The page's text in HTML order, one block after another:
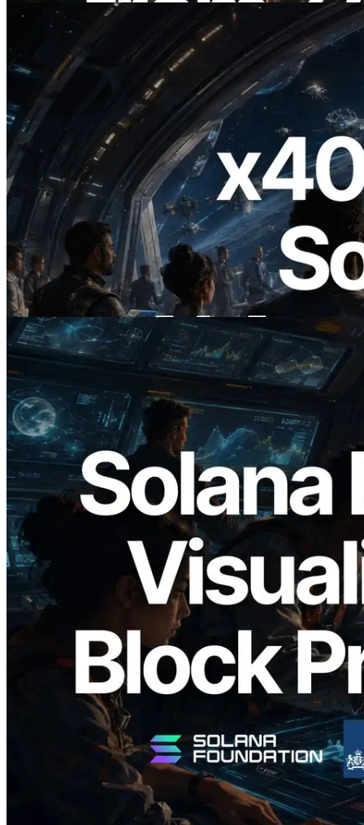
2026.07.04
ERPC Lanceert x402-Enabled Solana
RPC — Het Tijdperk Waarin AI Agents
On Demand Voor API's Betalen
Lees dit artikel
2026.05.24
Validators Solutions lanceert Solana
Block Analyzer — blockproductietijd per
slot en de toegewezen validator
gevisualiseerd